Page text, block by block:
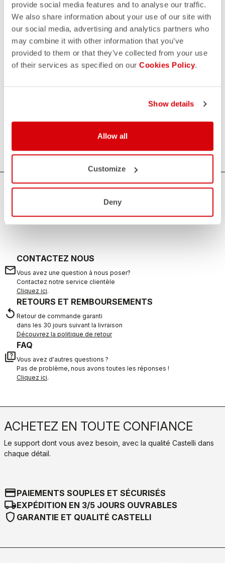
provide social media features and to analyse our traffic.
We also share information about your use of our site with
our social media, advertising and analytics partners who
may combine it with other information that you’ve
provided to them or that they’ve collected from your use
of their services as specified on our Cookies Policy.
Show details
Allow all
Customize
Deny
SÉLECTIONNEZ VOS PRODUITS
(FACULTATIF)
En cliquant sur le bouton "Envoyer le formulaire", je déclare
avoir pris connaissance de la politique de confidentialité
et jaccepte le traitement de mes données personnelles.
AVEZ-VOUS BESOIN D'AIDE ?
Si vous avez des doutes ou besoin d'aide, ne vous inquiétez
pas,nous sommes là pour vous!
email
CONTACTEZ NOUS
Vous avez une question à nous poser?
Contactez notre service clientèle
Cliquez ici.
replay
RETOURS ET REMBOURSEMENTS
Retour de commande garanti
dans les 30 jours suivant la livraison
Découvrez la politique de retour
quiz
FAQ
Vous avez d'autres questions ?
Pas de problème, nous avons toutes les réponses !
Cliquez ici.
ACHETEZ EN TOUTE CONFIANCE
Le support dont vous avez besoin, avec la qualité Castelli dans
chaque détail.
credit_cardPAIEMENTS SOUPLES ET SÉCURISÉS
local_shippingEXPÉDITION EN 3/5 JOURS OUVRABLES
shield GARANTIE ET QUALITÉ CASTELLI